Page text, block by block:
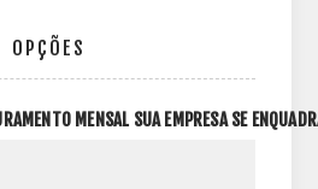
OPÇÕES
MENSAL SUA EMPRESA SE